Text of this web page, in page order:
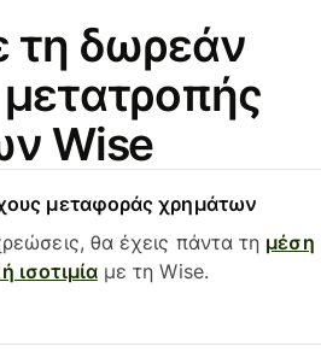
τη δωρεάν
Wise
μεταφοράς χρημάτων
θα έχεις πάντα τη μέση
ισοτιμίαμε τη Wise.